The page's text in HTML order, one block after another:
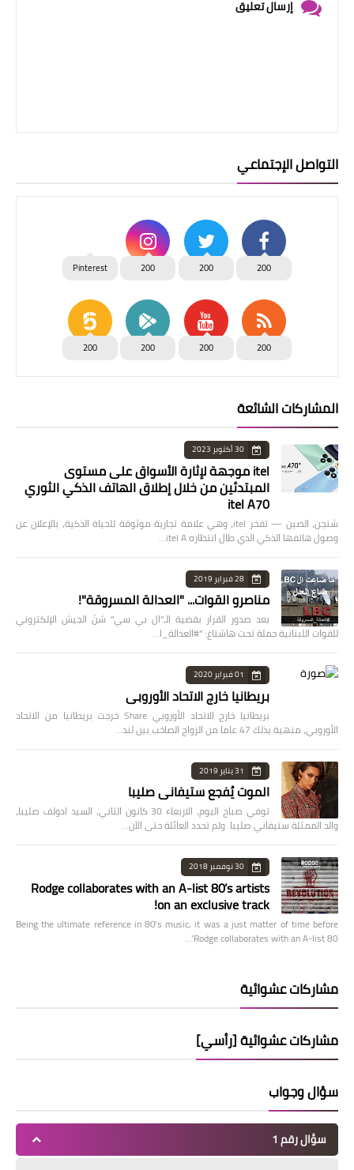
إرسال تعليق
التواصل الإجتماعي
200
200
200
Pinterest
200
200
200
200
المشاركات الشائعة
30 أكتوبر 2023
itel موجهة لإثارة الأسواق على مستوى
المبتدئين من خلال إطلاق الهاتف الذكي الثوري
itel A70
شنجن، الصين — تفخر itel، وهي علامة تجارية موثوقة للحياة الذكية، بالإعلان عن
وصول هاتفها الذكي الذي طال انتظاره itel A…
28 فبراير 2019
مناصرو القوات... "العدالة المسروقة"!
بعد صدور القرار بقضية الـ"ال بي سي" شنّ الجيش الإلكتروني
للقوات اللبنانية حملة تحت هاشتاغ: "#العدالة_ا…
01 فبراير 2020
بريطانيا خارج الاتحاد الأوروبي
بريطانيا خارج الاتحاد الأوروبي Share خرجت بريطانيا من الاتحاد
الأوروبي، منهية بذلك 47 عاما من الزواج الصاخب بين لند…
31 يناير 2019
الموت يُفجع ستيفاني صليبا
توفي صباح اليوم، الاربعاء 30 كانون الثاني، السيد ادولف صليبا،
والد الممثلة ستيفاني صليبا. ولم تحدد العائلة حتى الآن…
30 نوفمبر 2018
Rodge collaborates with an A-list 80’s artists
on an exclusive track!
Being the ultimate reference in 80’s music, it was a just matter of time before
Rodge collaborates with an A-list 80’…
مشاركات عشوائية
مشاركات عشوائية [رأسي]
سؤال وجواب
سؤال رقم 1